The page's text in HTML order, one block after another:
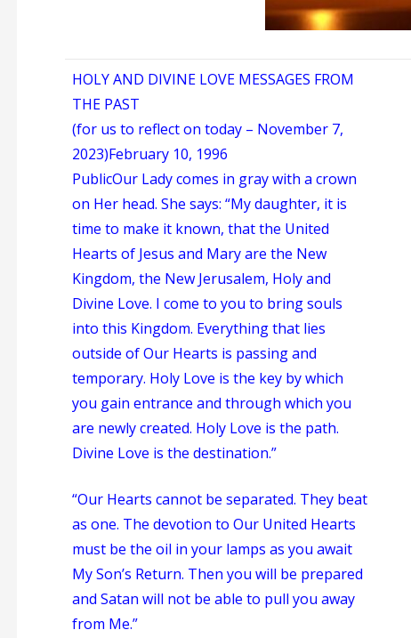
HOLY AND DIVINE LOVE MESSAGES FROM
THE PAST
(for us to reflect on today – November 7,
2023)February 10, 1996
PublicOur Lady comes in gray with a crown
on Her head. She says: “My daughter, it is
time to make it known, that the United
Hearts of Jesus and Mary are the New
Kingdom, the New Jerusalem, Holy and
Divine Love. I come to you to bring souls
into this Kingdom. Everything that lies
outside of Our Hearts is passing and
temporary. Holy Love is the key by which
you gain entrance and through which you
are newly created. Holy Love is the path.
Divine Love is the destination.”
“Our Hearts cannot be separated. They beat
as one. The devotion to Our United Hearts
must be the oil in your lamps as you await
My Son’s Return. Then you will be prepared
and Satan will not be able to pull you away
from Me.”